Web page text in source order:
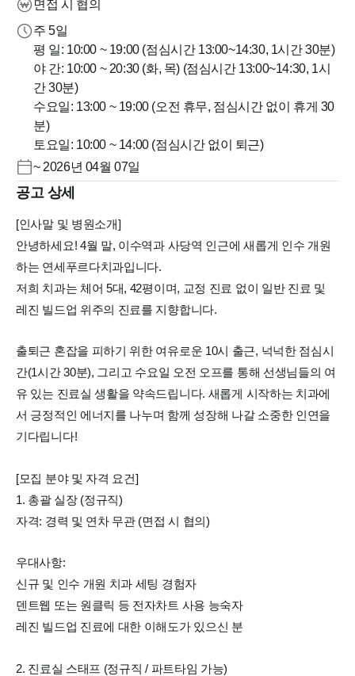
면접 시 협의
주 5일
평 일: 10:00 ~ 19:00 (점심시간 13:00~14:30, 1시간 30분)
야 간: 10:00 ~ 20:30 (화, 목) (점심시간 13:00~14:30, 1시
간 30분)
수요일: 13:00 ~ 19:00 (오전 휴무, 점심시간 없이 휴게 30
분)
토요일: 10:00 ~ 14:00 (점심시간 없이 퇴근)
~ 2026년 04월 07일
공고 상세
[인사말 및 병원소개]
안녕하세요! 4월 말, 이수역과 사당역 인근에 새롭게 인수 개원
하는 연세푸르다치과입니다.
저희 치과는 체어 5대, 42평이며, 교정 진료 없이 일반 진료 및
레진 빌드업 위주의 진료를 지향합니다.
출퇴근 혼잡을 피하기 위한 여유로운 10시 출근, 넉넉한 점심시
간(1시간 30분), 그리고 수요일 오전 오프를 통해 선생님들의 여
유 있는 진료실 생활을 약속드립니다. 새롭게 시작하는 치과에
서 긍정적인 에너지를 나누며 함께 성장해 나갈 소중한 인연을
기다립니다!
[모집 분야 및 자격 요건]
1. 총괄 실장 (정규직)
자격: 경력 및 연차 무관 (면접 시 협의)
우대사항:
신규 및 인수 개원 치과 세팅 경험자
덴트웹 또는 원클릭 등 전자차트 사용 능숙자
레진 빌드업 진료에 대한 이해도가 있으신 분
2. 진료실 스태프 (정규직 / 파트타임 가능)